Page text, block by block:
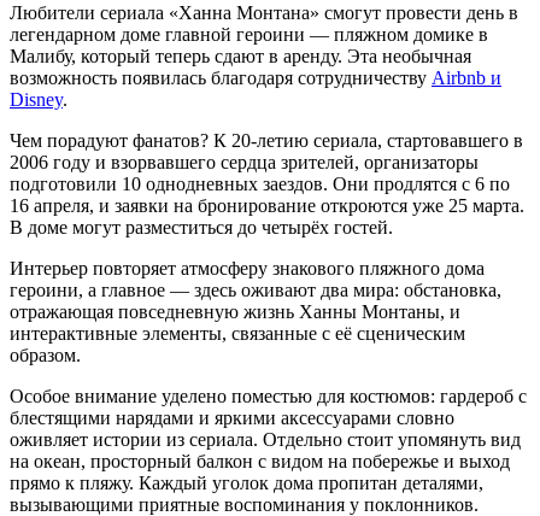
Любители сериала «Ханна Монтана» смогут провести день в
легендарном доме главной героини — пляжном домике в
Малибу, который теперь сдают в аренду. Эта необычная
возможность появилась благодаря сотрудничеству Airbnb и
Disney.
Чем порадуют фанатов? К 20-летию сериала, стартовавшего в
2006 году и взорвавшего сердца зрителей, организаторы
подготовили 10 однодневных заездов. Они продлятся с 6 по
16 апреля, и заявки на бронирование откроются уже 25 марта.
В доме могут разместиться до четырёх гостей.
Интерьер повторяет атмосферу знакового пляжного дома
героини, а главное — здесь оживают два мира: обстановка,
отражающая повседневную жизнь Ханны Монтаны, и
интерактивные элементы, связанные с её сценическим
образом.
Особое внимание уделено поместью для костюмов: гардероб с
блестящими нарядами и яркими аксессуарами словно
оживляет истории из сериала. Отдельно стоит упомянуть вид
на океан, просторный балкон с видом на побережье и выход
прямо к пляжу. Каждый уголок дома пропитан деталями,
вызывающими приятные воспоминания у поклонников.